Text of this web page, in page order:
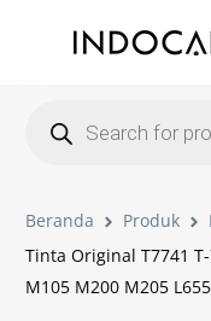
Beranda Produk
Tinta Original T7741
M105 M200 M205